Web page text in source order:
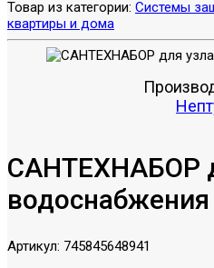
Товар из категории: Системы
квартиры и дома
САНТЕХНАБОР
Артикул: 745845648941